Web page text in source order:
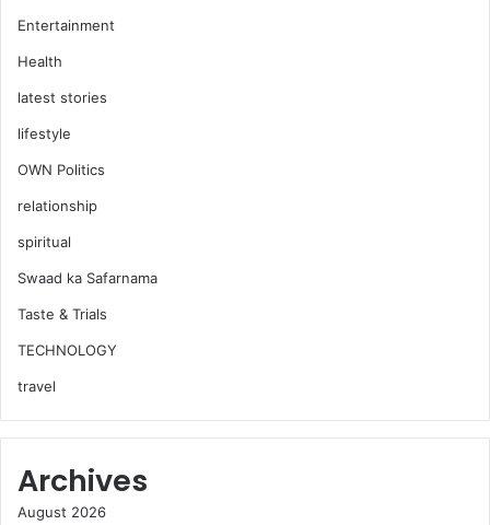
Entertainment
Health
latest stories
lifestyle
OWN Politics
relationship
spiritual
Swaad ka Safarnama
Taste & Trials
TECHNOLOGY
travel
Archives
August 2026